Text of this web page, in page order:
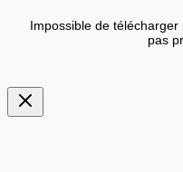
Impossible de
pas